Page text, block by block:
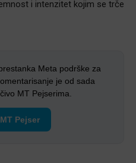
i intenzitet kojim se trče
Meta podrške za
je od sada
MT Pejserima.
Pejser